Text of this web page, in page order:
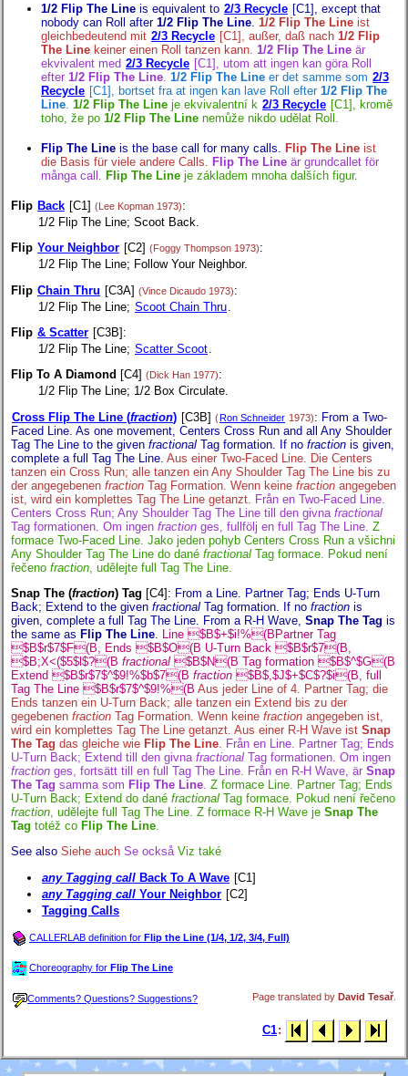
1/2 Flip The Line is equivalent to 2/3 Recycle [C1], except that
nobody can Roll after 1/2 Flip The Line 1/2 Flip The Line ist
gleichbedeutend mit 2/3 Recycle [C1], außer, daß nach 1/2 Flip
The Line keiner einen Roll tanzen kann. 1/2 Flip The Line är
ekvivalent med 2/3 Recycle [C1], utom att ingen kan göra Roll
efter 1/2 Flip The Line 1/2 Flip The Line er det samme som 2/3
Recycle [C1], bortset fra at ingen kan lave Roll efter 1/2 Flip The
Line 1/2 Flip The Line je ekvivalentní k 2/3 Recycle [C1], kromě
toho, že po 1/2 Flip The Line nemůže nikdo udělat Roll.
Flip The Line is the base call for many calls. Flip The Line ist
die Basis für viele andere Calls.
Flip The Line är grundcallet för
många call.
Flip The Line je základem mnoha dalších figur.
Flip Back [C1] (Lee Kopman 1973):
1/2 Flip The Line; Scoot Back.
Flip Your Neighbor [C2] (Foggy Thompson 1973):
1/2 Flip The Line; Follow Your Neighbor.
Flip Chain Thru [C3A] (Vince Dicaudo 1973):
1/2 Flip The Line; Scoot Chain Thru
Flip & Scatter [C3B]:
1/2 Flip The Line; Scatter Scoot
Flip To A Diamond [C4] (Dick Han 1977):
1/2 Flip The Line; 1/2 Box Circulate.
Cross Flip The Line (fraction) [C3B] (Ron Schneider 1973): From a Two-
Faced Line. As one movement, Centers Cross Run and all Any Shoulder
Tag The Line to the given fractional Tag formation. If no fraction is given,
complete a full Tag The Line. Aus einer Two-Faced Line. Die Centers
tanzen ein Cross Run; alle tanzen ein Any Shoulder Tag The Line bis zu
der angegebenen fraction Tag Formation. Wenn keine fraction angegeben
ist, wird ein komplettes Tag The Line getanzt. Från en Two-Faced Line.
Centers Cross Run; Any Shoulder Tag The Line till den givna fractional
Tag formationen. Om ingen fraction ges, fullfölj en full Tag The Line. Z
formace Two-Faced Line. Jako jeden pohyb Centers Cross Run a všichni
Any Shoulder Tag The Line do dané fractional Tag formace. Pokud není
řečeno fraction , udělejte full Tag The Line.
Snap The (fraction) Tag [C4] : From a Line. Partner Tag; Ends U-Turn
Back; Extend to the given fractional Tag formation. If no fraction is
given, complete a full Tag The Line. From a R-H Wave, Snap The Tag is
the same as Flip The Line
Line $B$+$i!%(BPartner Tag
$B$r$7$F(B, Ends $B$O(B U-Turn Back $B$r$7(B,
$B;X<($5$l$?(B fractional $B$N(B Tag formation $B$^$G(B
Extend $B$r$7$^$9!%$b$7(B fraction $B$,$J$+$C$?$i(B, full
Tag The Line $B$r$7$^$9!%(B Aus jeder Line of 4. Partner Tag; die
Ends tanzen ein U-Turn Back; alle tanzen ein Extend bis zu der
gegebenen fraction Tag Formation. Wenn keine fraction angegeben ist,
wird ein komplettes Tag The Line getanzt. Aus einer R-H Wave ist Snap
The Tag das gleiche wie Flip The Line
Från en Line. Partner Tag; Ends
U-Turn Back; Extend till den givna fractional Tag formationen. Om ingen
fraction ges, fortsätt till en full Tag The Line. Från en R-H Wave, är Snap
The Tag samma som Flip The Line Z formace Line. Partner Tag; Ends
U-Turn Back; Extend do dané fractional Tag formace. Pokud není řečeno
fraction , udělejte full Tag The Line. Z formace R-H Wave je Snap The
Tag totéž co Flip The Line
See also Siehe auch Se också Viz také
any Tagging call Back To A Wave [C1]
any Tagging call Your Neighbor [C2]
Tagging Calls
CALLERLAB definition for Flip the Line (1/4, 1/2, 3/4, Full)
Choreography for Flip The Line
Comments? Questions? Suggestions? Page translated by David Tesař
C1: